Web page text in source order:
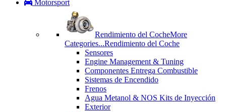
Motorsport
Rendimiento del CocheMore
Categories...Rendimiento del Coche
Sensores
Engine Management & Tuning
Componentes Entrega Combustible
Sistemas de Encendido
Frenos
Agua Metanol & NOS Kits de Inyección
Exterior